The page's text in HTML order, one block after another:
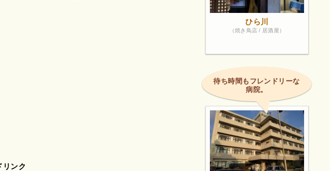
リンク
ひら川
（焼き鳥店 / 居酒屋）
待ち時間もフレンドリーな
病院。